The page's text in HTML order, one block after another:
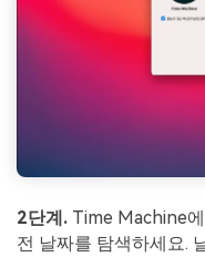
2단계. Time Machine
전 날짜를 탐색하세요.